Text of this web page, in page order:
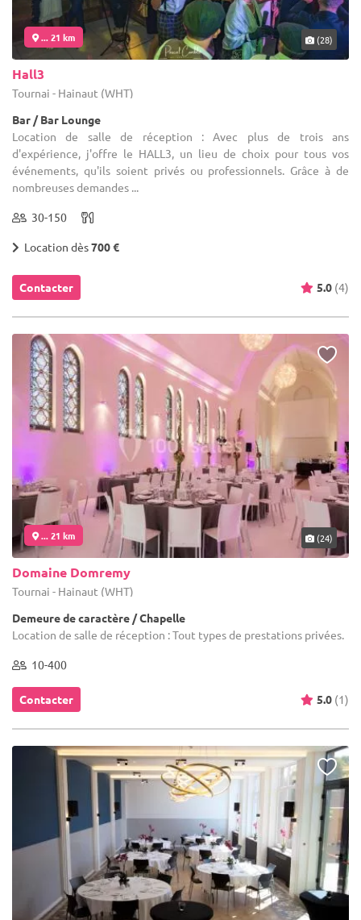
... 21 km (28)
Hall3
Tournai - Hainaut (WHT)
Bar / Bar Lounge
Location de salle de réception : Avec plus de trois ans
d'expérience, j'offre le HALL3, un lieu de choix pour tous vos
événements, qu'ils soient privés ou professionnels. Grâce à de
nombreuses demandes ...
30-150
Location dès700 €
Contacter 5.0 (4)
... 21 km (24)
Domaine Domremy
Tournai - Hainaut (WHT)
Demeure de caractère / Chapelle
Location de salle de réception : Tout types de prestations privées.
10-400
Contacter 5.0 (1)